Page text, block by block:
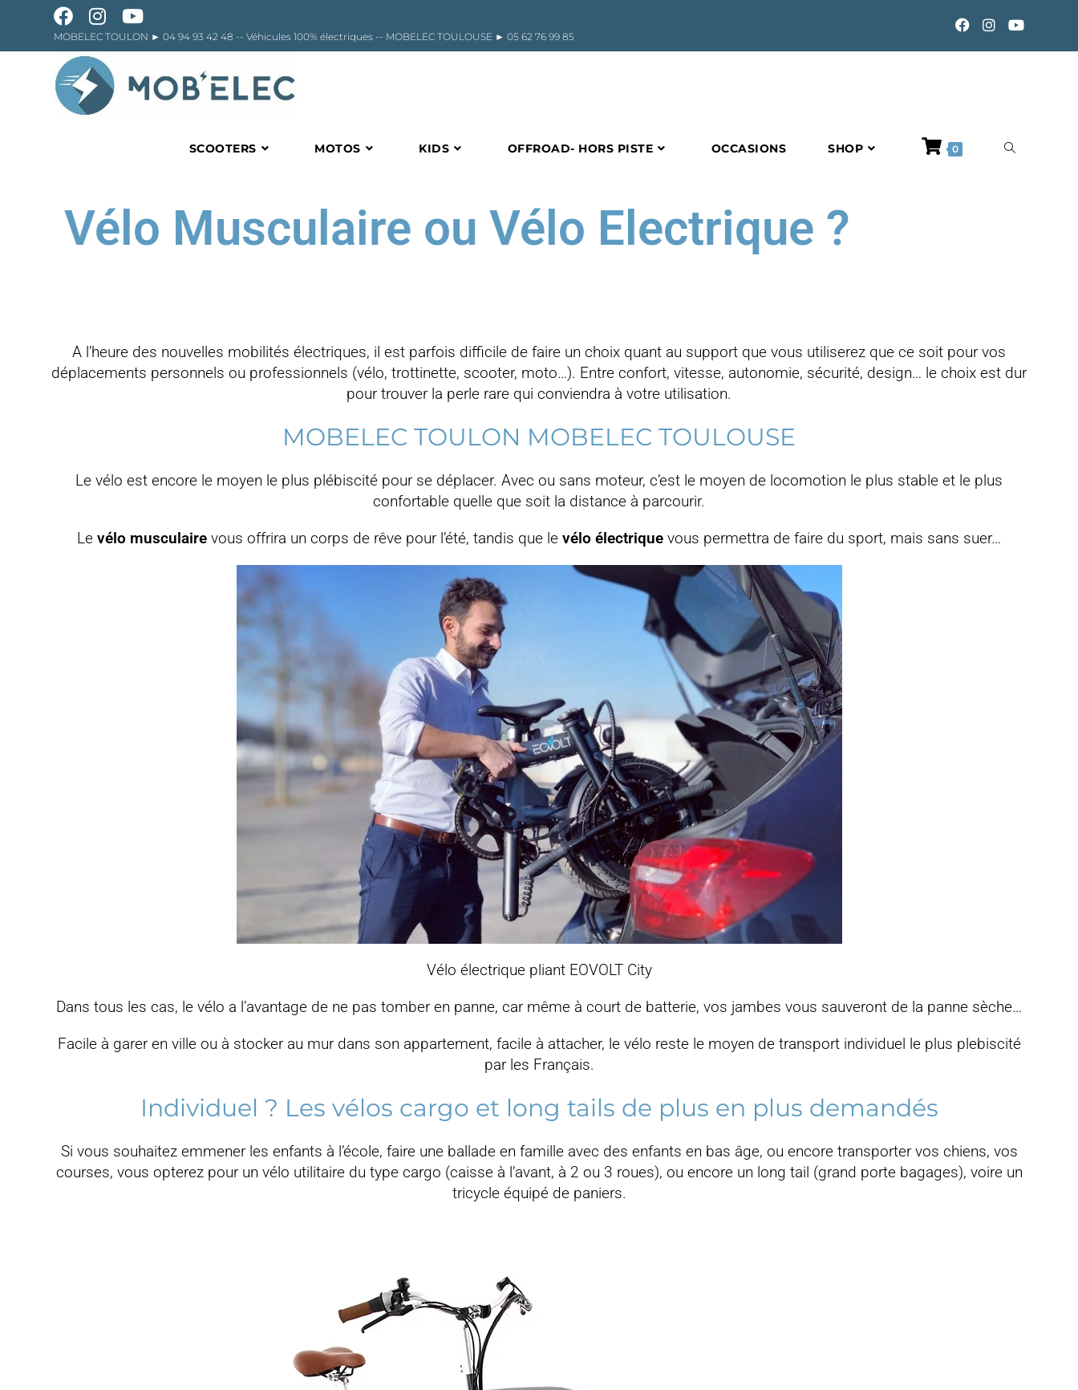
MOBELEC TOULON ►04 94 93 42 48-- Véhicules 100% électriques -- MOBELEC TOULOUSE ► 05 62 76 99 85
SCOOTERS MOTOS KIDS OFFROAD- HORS PISTE OCCASIONS SHOP 0
Vélo Musculaire ou Vélo Electrique ?
A l’heure des nouvelles mobilités électriques, il est parfois difficile de faire un choix quant au support que vous utiliserez que ce soit pour vos
déplacements personnels ou professionnels (vélo, trottinette, scooter, moto…). Entre confort, vitesse, autonomie, sécurité, design… le choix est dur
pour trouver la perle rare qui conviendra à votre utilisation.
MOBELEC TOULON MOBELEC TOULOUSE
Le vélo est encore le moyen le plus plébiscité pour se déplacer. Avec ou sans moteur, c’est le moyen de locomotion le plus stable et le plus
confortable quelle que soit la distance à parcourir.
Le vélo musculaire vous offrira un corps de rêve pour l’été, tandis que le vélo électrique vous permettra de faire du sport, mais sans suer…
Vélo électrique pliant EOVOLT City
Dans tous les cas, le vélo a l’avantage de ne pas tomber en panne, car même à court de batterie, vos jambes vous sauveront de la panne sèche…
Facile à garer en ville ou à stocker au mur dans son appartement, facile à attacher, le vélo reste le moyen de transport individuel le plus plebiscité
par les Français.
Individuel ? Les vélos cargo et long tails de plus en plus demandés
Si vous souhaitez emmener les enfants à l’école, faire une ballade en famille avec des enfants en bas âge, ou encore transporter vos chiens, vos
courses, vous opterez pour un vélo utilitaire du type cargo (caisse à l’avant, à 2 ou 3 roues), ou encore un long tail (grand porte bagages), voire un
tricycle équipé de paniers.